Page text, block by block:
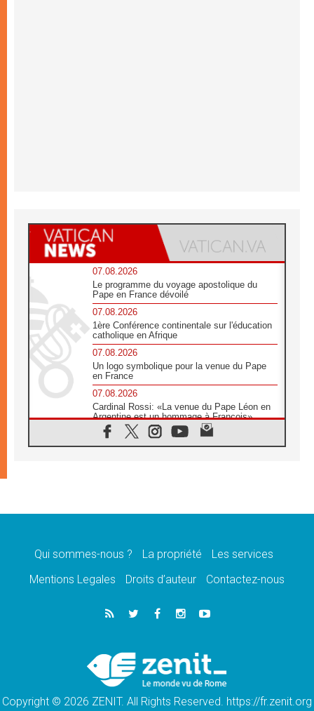
07.08.2026
Le programme du voyage apostolique du
Pape en France dévoilé
07.08.2026
1ère Conférence continentale sur l'éducation
catholique en Afrique
07.08.2026
Un logo symbolique pour la venue du Pape
en France
07.08.2026
Cardinal Rossi: «La venue du Pape Léon en
Argentine est un hommage à François»
07.08.2026
Hiroshima et Nagasaki, 81 ans après,
pour relever les «défis urgents»
À Sainte-Marie-Majeure, la grâce de Dieu
06.08.2026
Léon XIV aux jeunes d'Assise: «l'Europe et
06.08.2026
À Assise, le cardinal Pizzaballa affirme que
«les chrétiens veulent la paix»
Qui sommes-nous ? La propriété
Les services
Mentions Legales
Droits d’auteur Contactez-nous
Copyright © 2026 ZENIT. All Rights Reserved. https://fr.zenit.org